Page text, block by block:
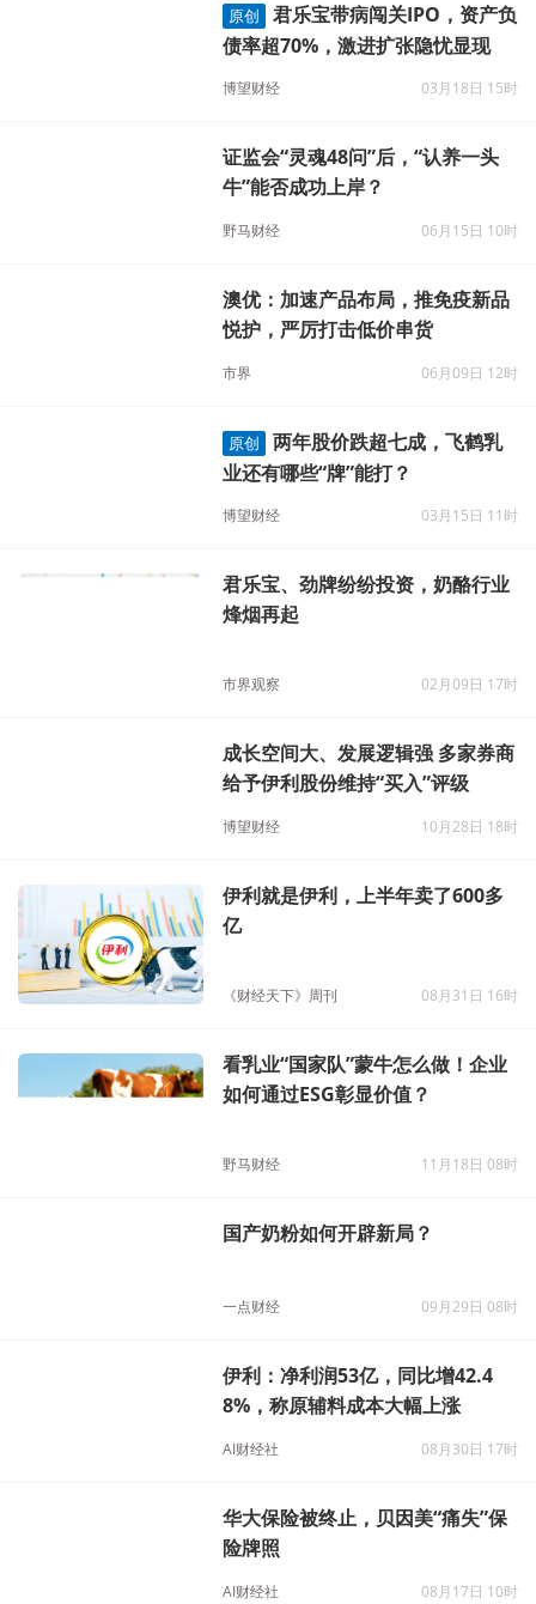
原创
君乐宝带病闯关IPO，资产负
债率超70%，激进扩张隐忧显现
博望财经 03月18日 15时
证监会“灵魂48问”后，“认养一头
牛”能否成功上岸？
野马财经 06月15日 10时
澳优：加速产品布局，推免疫新品
悦护，严厉打击低价串货
市界 06月09日 12时
原创
两年股价跌超七成，飞鹤乳
业还有哪些“牌”能打？
博望财经 03月15日 11时
君乐宝、劲牌纷纷投资，奶酪行业
烽烟再起
市界观察 02月09日 17时
成长空间大、发展逻辑强 多家券商
给予伊利股份维持“买入”评级
伊利就是伊利，上半年卖了600多
看乳业“国家队”蒙牛怎么做！企业
伊利：净利润53亿，同比增42.4
华大保险被终止，贝因美“痛失”保